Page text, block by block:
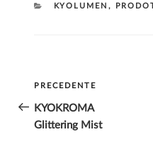
CATEGORIE
KYOLUMEN ,
Navigazione
articoli
Articolo
precedente:
PRECEDENTE
KYOKROMA
Glittering Mist